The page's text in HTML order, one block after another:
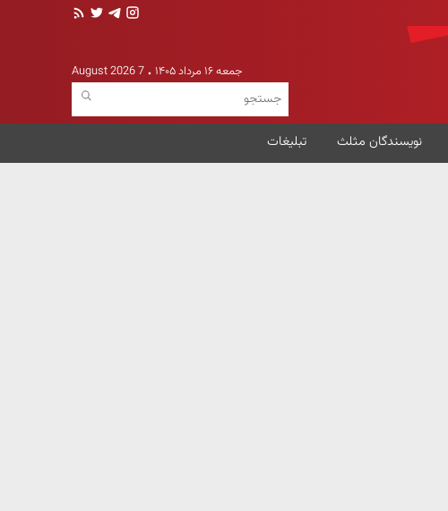
جمعه ۱۶ مرداد ۱۴۰۵ 7 August 2026
نویسندگان مثلث تبلیغات